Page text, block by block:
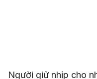
Người giữ nhịp cho